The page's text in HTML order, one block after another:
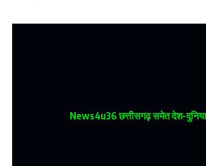
News4u36छत्तीसगढ़ समेत देश-